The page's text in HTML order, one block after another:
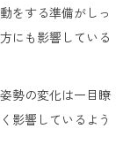
をする準備がしっ
にも影響している
勢の変化は一目瞭
影響しているよう